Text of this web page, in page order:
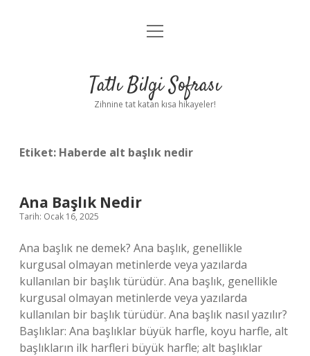
Anasayfa
Yasal Uyarı
menüyü
Tatlı Bilgi Sofrası
Zihnine tat katan kısa hikayeler!
Etiket: Haberde alt başlık nedir
Ana Başlık Nedir
Tarih: Ocak 16, 2025
Ana başlık ne demek? Ana başlık, genellikle
kurgusal olmayan metinlerde veya yazılarda
kullanılan bir başlık türüdür. Ana başlık, genellikle
kurgusal olmayan metinlerde veya yazılarda
kullanılan bir başlık türüdür. Ana başlık nasıl yazılır?
Başlıklar: Ana başlıklar büyük harfle, koyu harfle, alt
başlıkların ilk harfleri büyük harfle; alt başlıklar